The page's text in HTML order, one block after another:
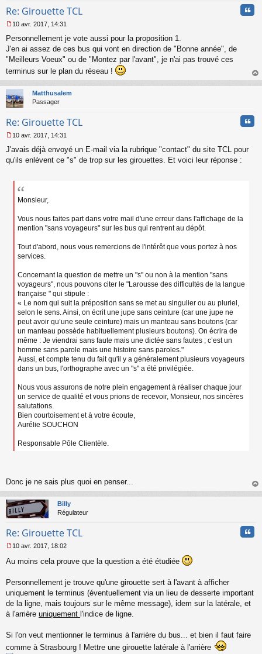
Re: Girouette TCL
e
s
s
g
o
n
u
10 avr. 2017, 14:31
Personnellement je vote aussi pour la proposition 1.
J'en ai assez de ces bus qui vont en direction de "Bonne année", de
"Meilleurs Voeux" ou de "Montez par l'avant", je n'ai pas trouvé ces
terminus sur le plan du réseau !
au
Matthusalem
Passager
Re: Girouette TCL
e
s
10 avr. 2017, 14:31
J'avais déjà envoyé un E-mail via la rubrique "contact" du site TCL pour
qu'ils enlèvent ce "s" de trop sur les girouettes. Et voici leur réponse :
Monsieur,
Vous nous faites part dans votre mail d'une erreur dans l'affichage de la
mention "sans voyageurs" sur les bus qui rentrent au dépôt.
Tout d'abord, nous vous remercions de l'intérêt que vous portez à nos
services.
Concernant la question de mettre un "s" ou non à la mention "sans
voyageurs", nous pouvons citer le "Larousse des difficultés de la langue
française " qui stipule :
« Le nom qui suit la préposition sans se met au singulier ou au pluriel,
selon le sens. Ainsi, on écrit une jupe sans ceinture (car une jupe ne
peut avoir qu’une seule ceinture) mais un manteau sans boutons (car
un manteau possède habituellement plusieurs boutons). On écrira de
même : Je viendrai sans faute mais une dictée sans fautes ; c’est un
homme sans parole mais une histoire sans paroles."
Aussi, et compte tenu du fait qu'il y a généralement plusieurs voyageurs
dans un bus, l'orthographe avec un "s" a été privilégiée.
Nous vous assurons de notre plein engagement à réaliser chaque jour
un service de qualité et vous prions de recevoir, Monsieur, nos sincères
salutations.
Bien courtoisement et à votre écoute,
Aurélie SOUCHON
Responsable Pôle Clientèle.
Donc je ne sais plus quoi en penser...
au
Billy
Régulateur
Re: Girouette TCL
e
a
g
e
n
n
u
10 avr. 2017, 18:02
Au moins cela prouve que la question a été étudiée
Personnellement je trouve qu'une girouette sert à l'avant à afficher
uniquement le terminus (éventuellement via un lieu de desserte important
de la ligne, mais toujours sur le même message), idem sur la latérale, et
à l'arrière uniquement l'indice de ligne.
Si l'on veut mentionner le terminus à l'arrière du bus... et bien il faut faire
comme à Strasbourg ! Mettre une girouette latérale à l'arrière